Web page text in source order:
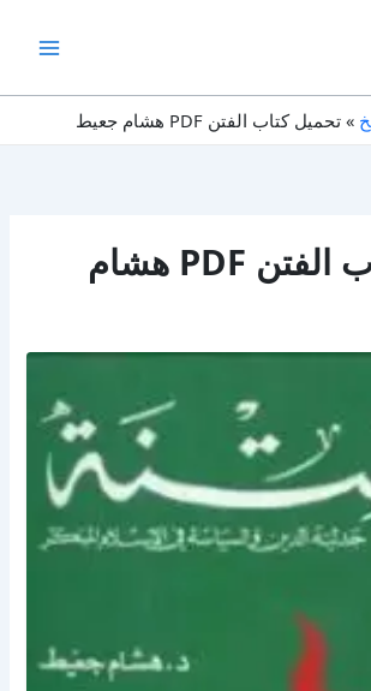
تحميل كتاب الفتن PDF هشام جعيط
تحميل كتاب الفتن PDF هشام